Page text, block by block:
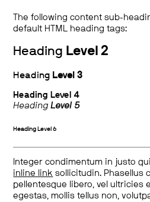
The following content sub-
default HTML heading tags:
Heading Level 2
Heading Level 3
Heading Level 4
HeadingLevel 5
Heading Level 6
Integer condimentum in justo
inline link sollicitudin. Phasellus
pellentesque libero, vel ultricies
egestas, mollis tellus non,